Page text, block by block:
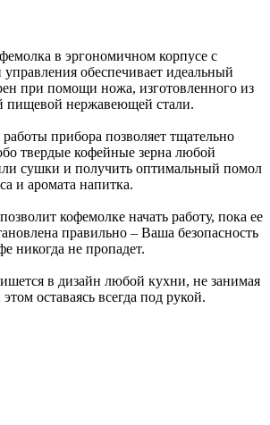
в эргономичном корпусе с
обеспечивает идеальный
при помощи ножа, изготовленного из
пищевой нержавеющей стали.
прибора позволяет тщательно
твердые кофейные зерна любой
сушки и получить оптимальный помол
и аромата напитка.
кофемолке начать работу, пока ее
правильно – Ваша безопасность
никогда не пропадет.
в дизайн любой кухни, не занимая
оставаясь всегда под рукой.